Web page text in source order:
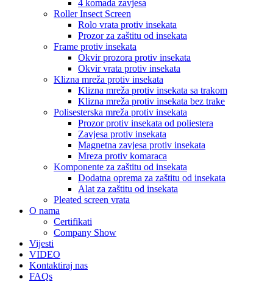
4 komada zavjesa
Roller Insect Screen
Rolo vrata protiv insekata
Prozor za zaštitu od insekata
Frame protiv insekata
Okvir prozora protiv insekata
Okvir vrata protiv insekata
Klizna mreža protiv insekata
Klizna mreža protiv insekata sa trakom
Klizna mreža protiv insekata bez trake
Polisesterska mreža protiv insekata
Prozor protiv insekata od poliestera
Zavjesa protiv insekata
Magnetna zavjesa protiv insekata
Mreza protiv komaraca
Komponente za zaštitu od insekata
Dodatna oprema za zaštitu od insekata
Alat za zaštitu od insekata
Pleated screen vrata
O nama
Certifikati
Company Show
Vijesti
VIDEO
Kontaktiraj nas
FAQs